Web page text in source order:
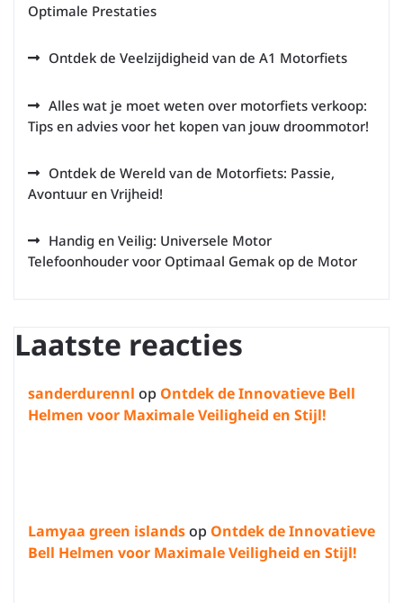
Optimale Prestaties
Ontdek de Veelzijdigheid van de A1 Motorfiets
Alles wat je moet weten over motorfiets verkoop:
Tips en advies voor het kopen van jouw droommotor!
Ontdek de Wereld van de Motorfiets: Passie,
Avontuur en Vrijheid!
Handig en Veilig: Universele Motor
Telefoonhouder voor Optimaal Gemak op de Motor
Laatste reacties
sanderdurennl op Ontdek de Innovatieve Bell
Helmen voor Maximale Veiligheid en Stijl!
Lamyaa green islandsop Ontdek de Innovatieve
Bell Helmen voor Maximale Veiligheid en Stijl!